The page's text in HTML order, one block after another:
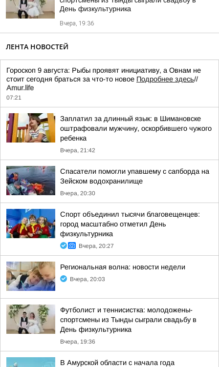
День физкультурника
Вчера, 19:36
ЛЕНТА НОВОСТЕЙ
Гороскоп 9 августа: Рыбы проявят инициативу, а Овнам не
стоит сегодня браться за что-то новое Подробнее здесь//
Аmur.life
07:21
Заплатил за длинный язык: в Шимановске
оштрафовали мужчину, оскорбившего чужого
ребенка
Вчера, 21:42
Спасатели помогли упавшему с сапборда на
Зейском водохранилище
Вчера, 20:30
Спорт объединил тысячи благовещенцев:
город масштабно отметил День
физкультурника
Вчера, 20:27
Региональная волна: новости недели
Вчера, 20:03
Футболист и теннисистка: молодожены-
спортсмены из Тынды сыграли свадьбу в
День физкультурника
Вчера, 19:36
В Амурской области с начала года